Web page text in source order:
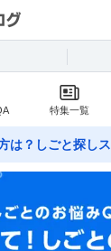
Yahoo!しごとカ
特集一覧
は？しごと探し